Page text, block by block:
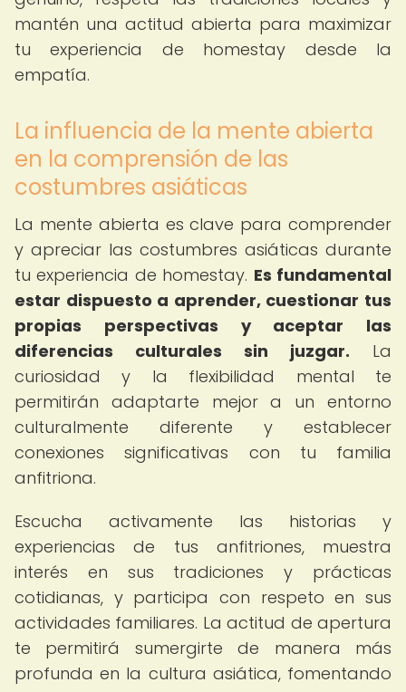
mantén una actitud abierta para maximizar
tu experiencia de homestay desde la
empatía.
La influencia de la mente abierta
en la comprensión de las
costumbres asiáticas
La mente abierta es clave para comprender
y apreciar las costumbres asiáticas durante
tu experiencia de homestay. Es fundamental
estar dispuesto a aprender, cuestionar tus
propias perspectivas y aceptar las
diferencias culturales sin juzgar. La
curiosidad y la flexibilidad mental te
permitirán adaptarte mejor a un entorno
culturalmente diferente y establecer
conexiones significativas con tu familia
anfitriona.
Escucha activamente las historias y
experiencias de tus anfitriones, muestra
interés en sus tradiciones y prácticas
cotidianas, y participa con respeto en sus
actividades familiares. La actitud de apertura
te permitirá sumergirte de manera más
profunda en la cultura asiática, fomentando